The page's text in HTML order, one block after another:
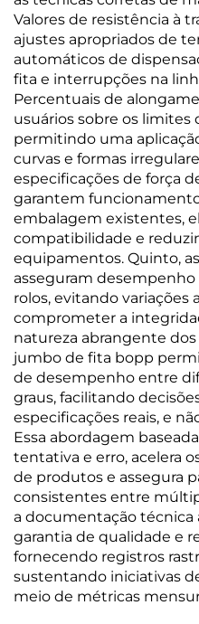
Valores de resistência à
ajustes apropriados de
automáticos de
fita e interrupções na
Percentuais de
usuários sobre os limites
permitindo uma
curvas e formas
especificações de força
garantem
embalagem existentes,
compatibilidade e
equipamentos. Quinto,
asseguram
rolos, evitando variações
comprometer a
natureza abrangente
jumbo de fita bopp
de desempenho entre
graus, facilitando
especificações reais, e
Essa abordagem
tentativa e erro, acelera
de produtos e assegura
consistentes entre
a documentação técnica
garantia de qualidade e
fornecendo registros
sustentando iniciativas
meio de métricas